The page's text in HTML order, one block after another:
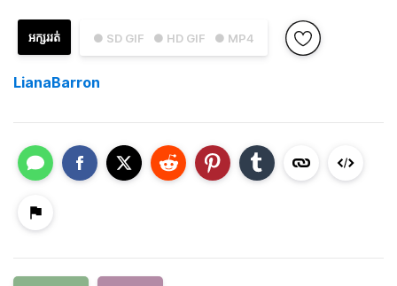
● SD GIF ● HD GIF ● MP4
អក្សររត់
LianaBarron